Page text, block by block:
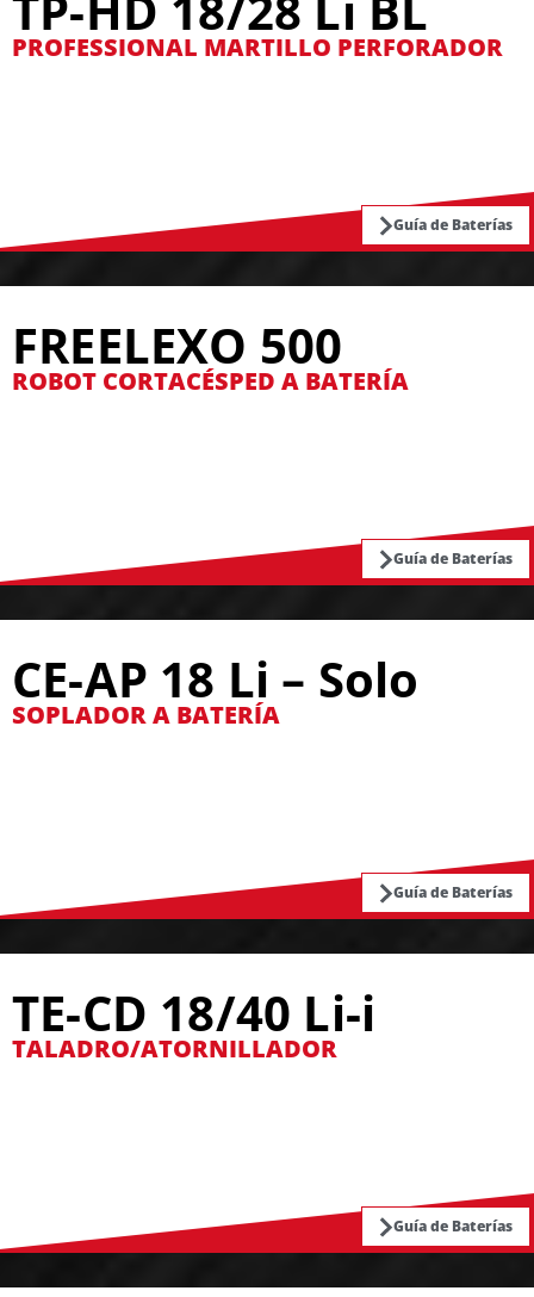
PROFESSIONAL MARTILLO PERFORADOR
Guía de Baterías
FREELEXO 500
ROBOT CORTACÉSPED A BATERÍA
Guía de Baterías
CE-AP 18 Li – Solo
SOPLADOR A BATERÍA
Guía de Baterías
TE-CD 18/40 Li-i
TALADRO/ATORNILLADOR
Guía de Baterías